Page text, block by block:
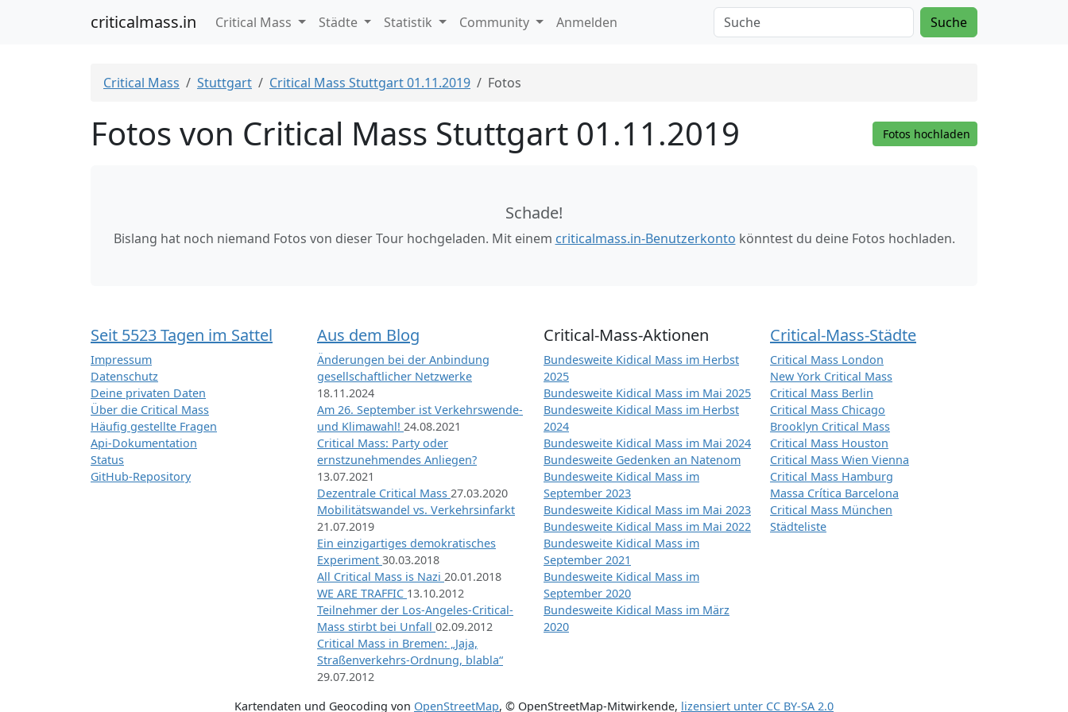
criticalmass.in Critical Mass Städte Statistik Community Anmelden Suche
Critical Mass Stuttgart Critical Mass Stuttgart 01.11.2019 Fotos
Fotos von Critical Mass Stuttgart 01.11.2019 Fotos hochladen
Schade!
Bislang hat noch niemand Fotos von dieser Tour hochgeladen. Mit einem criticalmass.in-Benutzerkonto könntest du deine Fotos hochladen.
Seit 5523 Tagen im Sattel
Impressum
Datenschutz
Deine privaten Daten
Über die Critical Mass
Häufig gestellte Fragen
Api-Dokumentation
Status
GitHub-Repository
Aus dem Blog
Änderungen bei der Anbindung
gesellschaftlicher Netzwerke
18.11.2024
Am 26. September ist Verkehrswende-
und Klimawahl! 24.08.2021
Critical Mass: Party oder
ernstzunehmendes Anliegen?
13.07.2021
Dezentrale Critical Mass 27.03.2020
Mobilitätswandel vs. Verkehrsinfarkt
21.07.2019
Ein einzigartiges demokratisches
Experiment 30.03.2018
All Critical Mass is Nazi 20.01.2018
WE ARE TRAFFIC 13.10.2012
Teilnehmer der Los-Angeles-Critical-
Mass stirbt bei Unfall 02.09.2012
Critical Mass in Bremen: „Jaja,
Straßenverkehrs-Ordnung, blabla“
29.07.2012
Critical-Mass-Aktionen
Bundesweite Kidical Mass im Herbst
2025
Bundesweite Kidical Mass im Mai 2025
Bundesweite Kidical Mass im Herbst
2024
Bundesweite Kidical Mass im Mai 2024
Bundesweite Gedenken an Natenom
Bundesweite Kidical Mass im
September 2023
Bundesweite Kidical Mass im Mai 2023
Bundesweite Kidical Mass im Mai 2022
Bundesweite Kidical Mass im
September 2021
Bundesweite Kidical Mass im
September 2020
Bundesweite Kidical Mass im März
2020
Critical-Mass-Städte
Critical Mass London
New York Critical Mass
Critical Mass Berlin
Critical Mass Chicago
Brooklyn Critical Mass
Critical Mass Houston
Critical Mass Wien Vienna
Critical Mass Hamburg
Massa Crítica Barcelona
Critical Mass München
Städteliste
Kartendaten und Geocoding von OpenStreetMap, © OpenStreetMap-Mitwirkende, lizensiert unter CC BY-SA 2.0